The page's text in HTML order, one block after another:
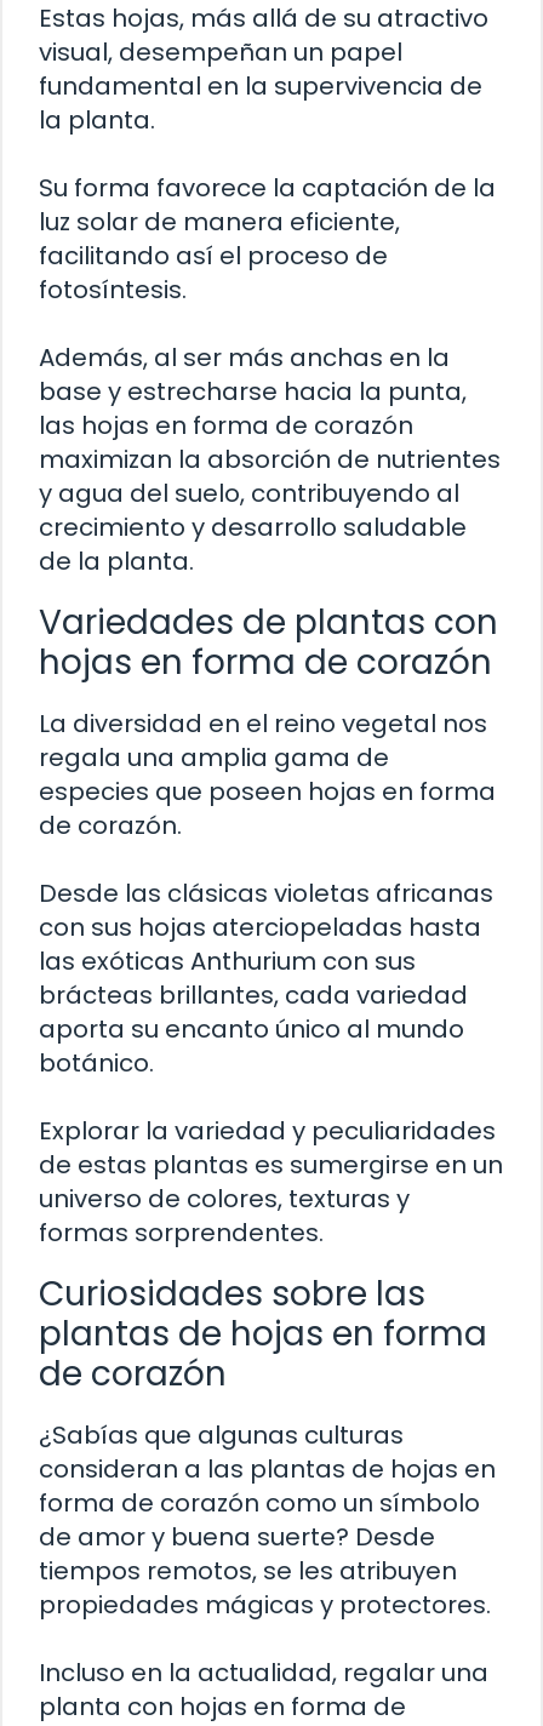
Estas hojas, más allá de su atractivo
visual, desempeñan un papel
fundamental en la supervivencia de
la planta.
Su forma favorece la captación de la
luz solar de manera eficiente,
facilitando así el proceso de
fotosíntesis.
Además, al ser más anchas en la
base y estrecharse hacia la punta,
las hojas en forma de corazón
maximizan la absorción de nutrientes
y agua del suelo, contribuyendo al
crecimiento y desarrollo saludable
de la planta.
Variedades de plantas con
hojas en forma de corazón
La diversidad en el reino vegetal nos
regala una amplia gama de
especies que poseen hojas en forma
de corazón.
Desde las clásicas violetas africanas
con sus hojas aterciopeladas hasta
las exóticas Anthurium con sus
brácteas brillantes, cada variedad
aporta su encanto único al mundo
botánico.
Explorar la variedad y peculiaridades
de estas plantas es sumergirse en un
universo de colores, texturas y
formas sorprendentes.
Curiosidades sobre las
plantas de hojas en forma
de corazón
¿Sabías que algunas culturas
consideran a las plantas de hojas en
forma de corazón como un símbolo
de amor y buena suerte? Desde
tiempos remotos, se les atribuyen
propiedades mágicas y protectores.
Incluso en la actualidad, regalar una
planta con hojas en forma de